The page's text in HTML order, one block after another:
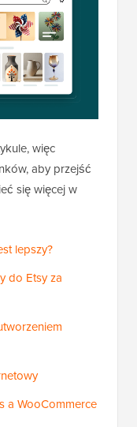
więc
aby przejść
się więcej w
lepszy?
do Etsy za
a WooCommerce